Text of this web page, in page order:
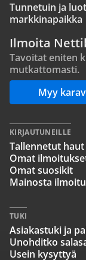
Tunnetuin ja
markkinapaikka
Ilmoita
Tavoitat eniten
mutkattomasti.
Myy
KIRJAUTUNEILLE
Tallennetut haut
Omat
Omat suosikit
Mainosta
TUKI
Asiakastuki ja
Unohditko
Usein kysyttyä